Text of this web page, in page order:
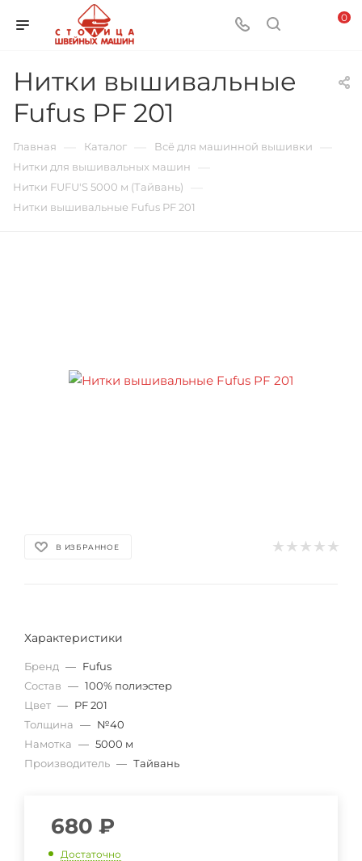
0
Нитки вышивальные
Fufus PF 201
Главная Каталог Всё для машинной вышивки
Нитки для вышивальных машин
Нитки FUFU'S 5000 м (Тайвань)
Нитки вышивальные Fufus PF 201
В ИЗБРАННОЕ
Характеристики
Бренд — Fufus
Состав — 100% полиэстер
Цвет — PF 201
Толщина — №40
Намотка — 5000 м
Производитель — Тайвань
680 ₽
Достаточно